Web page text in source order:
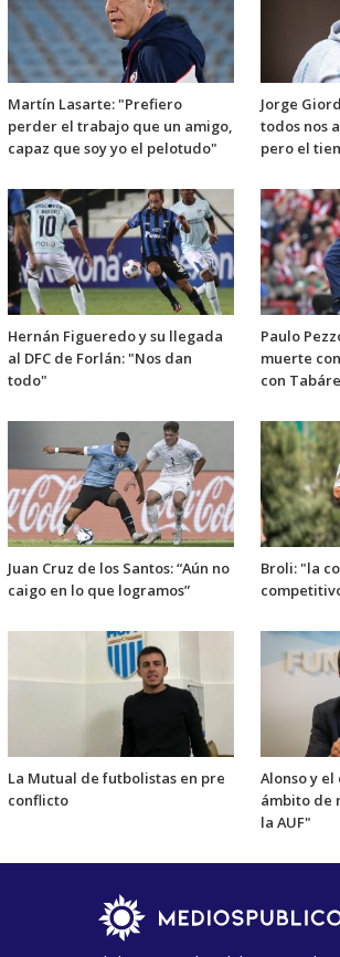
Martín Lasarte: "Prefiero
perder el trabajo que un amigo,
capaz que soy yo el pelotudo"
Jorge
todos nos
pero el
Hernán Figueredo y su llegada
al DFC de Forlán: "Nos dan
todo"
Paulo
muerte
con
Juan Cruz de los Santos: “Aún no
caigo en lo que logramos”
Broli: "la
La Mutual de futbolistas en pre
conflicto
Alonso y
ámbito de
la AUF"